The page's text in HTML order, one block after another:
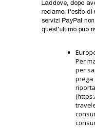
Laddove, dopo
reclamo, l'esito di
servizi PayPal
quest’ultimo può
Per
per
prega
(